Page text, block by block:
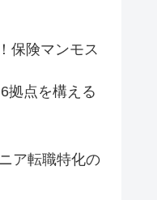
保険マンモス
拠点を構える
ア転職特化の